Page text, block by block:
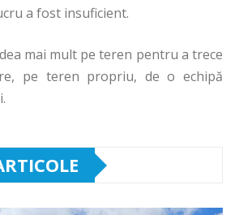
a fost insuficient.
mai mult pe teren pentru a trece
pe teren propriu, de o echipă